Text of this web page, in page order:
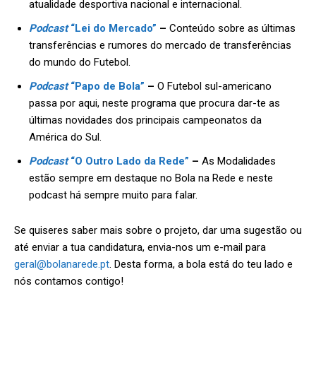
atualidade desportiva nacional e internacional.
Podcast“Lei do Mercado” – Conteúdo sobre as últimas
transferências e rumores do mercado de transferências
do mundo do Futebol.
Podcast“Papo de Bola” – O Futebol sul-americano
passa por aqui, neste programa que procura dar-te as
últimas novidades dos principais campeonatos da
América do Sul.
Podcast“O Outro Lado da Rede” – As Modalidades
estão sempre em destaque no Bola na Rede e neste
podcast há sempre muito para falar.
Se quiseres saber mais sobre o projeto, dar uma sugestão ou
até enviar a tua candidatura, envia-nos um e-mail para
geral@bolanarede.pt. Desta forma, a bola está do teu lado e
nós contamos contigo!